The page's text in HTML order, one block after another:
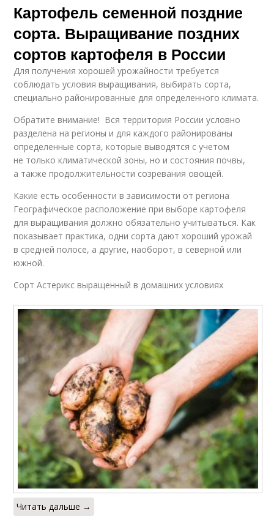
Картофель семенной поздние
сорта. Выращивание поздних
сортов картофеля в России
Для получения хорошей урожайности требуется
соблюдать условия выращивания, выбирать сорта,
специально районированные для определенного климата.
Обратите внимание! Вся территория России условно
разделена на регионы и для каждого районированы
определенные сорта, которые выводятся с учетом
не только климатической зоны, но и состояния почвы,
а также продолжительности созревания овощей.
Какие есть особенности в зависимости от региона
Географическое расположение при выборе картофеля
для выращивания должно обязательно учитываться. Как
показывает практика, одни сорта дают хороший урожай
в средней полосе, а другие, наоборот, в северной или
южной.
Сорт Астерикс выращенный в домашних условиях
Читать дальше →